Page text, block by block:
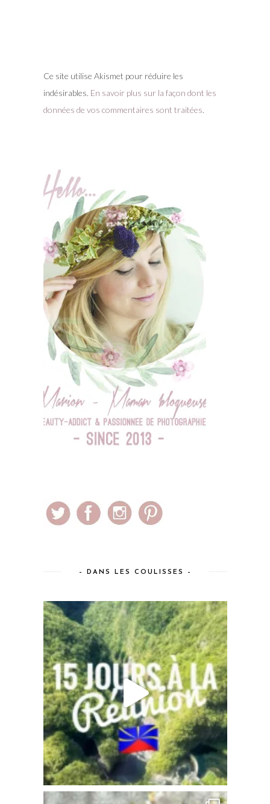
Ce site utilise Akismet pour réduire les
indésirables. En savoir plus sur la façon dont les
données de vos commentaires sont traitées.
– DANS LES COULISSES –